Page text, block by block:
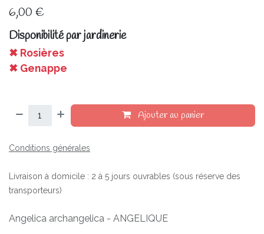
6,00 €
Disponibilité par jardinerie
✖ Rosières
✖ Genappe
Ajouter au panier
Conditions générales
Livraison à domicile : 2 à 5 jours ouvrables (sous réserve des
transporteurs)
Angelica archangelica - ANGELIQUE